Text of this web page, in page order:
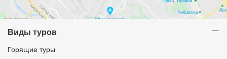
Виды туров
Горящие туры